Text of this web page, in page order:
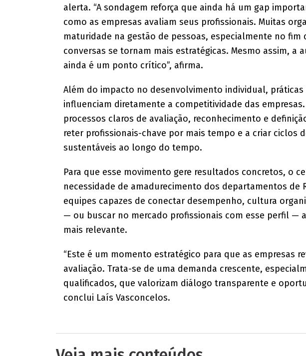
alerta. “A sondagem reforça que ainda há um gap
como as empresas avaliam seus profissionais. Muitas
maturidade na gestão de pessoas, especialmente no fim
conversas se tornam mais estratégicas. Mesmo assim, a
ainda é um ponto crítico”, afirma.
Além do impacto no desenvolvimento individual,
influenciam diretamente a competitividade das
processos claros de avaliação, reconhecimento e
reter profissionais-chave por mais tempo e a criar ciclos
sustentáveis ao longo do tempo.
Para que esse movimento gere resultados concretos, o
necessidade de amadurecimento dos departamentos de
equipes capazes de conectar desempenho, cultura
— ou buscar no mercado profissionais com esse perfil —
mais relevante.
“Este é um momento estratégico para que as empresas
avaliação. Trata-se de uma demanda crescente,
qualificados, que valorizam diálogo transparente e
conclui Laís Vasconcelos.